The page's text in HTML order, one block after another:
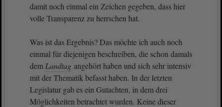
damit noch einmal ein Zeichen gegeben, dass hier
volle Transparenz zu herrschen hat.
Was ist das Ergebnis? Das möchte ich auch noch
einmal für diejenigen beschreiben, die schon damals
dem Landtag angehört haben und sich sehr intensiv
mit der Thematik befasst haben. In der letzten
Legislatur gab es ein Gutachten, in dem drei
Möglichkeiten betrachtet wurden. Keine dieser